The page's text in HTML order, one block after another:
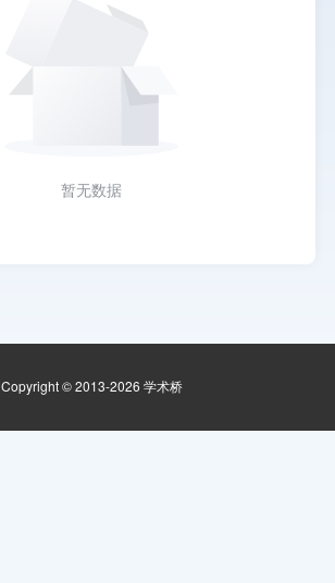
暂无数据
Copyright © 2013-2026 学术桥